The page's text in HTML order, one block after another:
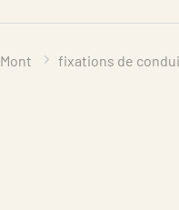
Mont fixations de